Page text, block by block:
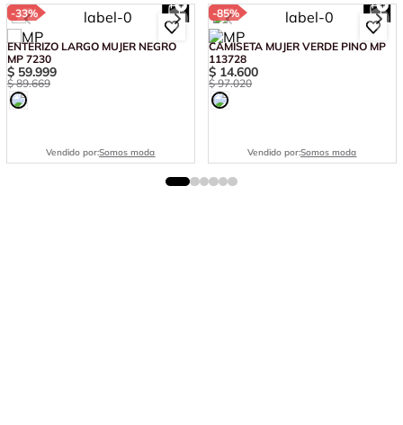
-33%
ENTERIZO LARGO MUJER NEGRO
MP 7230
$ 59.999
$ 89.669
Vendido por:Somos moda
-85%
CAMISETA MUJER VERDE PINO MP
113728
$ 14.600
$ 97.020
Vendido por:Somos moda